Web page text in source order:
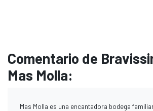
Comentario de
Mas Molla:
Mas Molla es una encantadora bodega